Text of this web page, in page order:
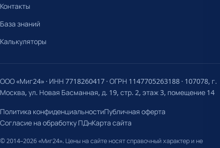
Контакты
База знаний
Калькуляторы
ООО «Миг24» · ИНН 7718260417 · ОГРН 1147705263188 · 107078, г.
Москва, ул. Новая Басманная, д. 19, стр. 2, этаж 3, помещение 14
Политика конфиденциальностиПубличная оферта
Согласие на обработку ПДнКарта сайта
© 2014–2026 «Миг24». Цены на сайте носят справочный характер и не